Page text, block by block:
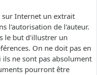
Internet un extrait
l'autorisation de l'auteur.
le but d'illustrer un
On ne doit pas en
ils ne sont pas absolument
pourront être